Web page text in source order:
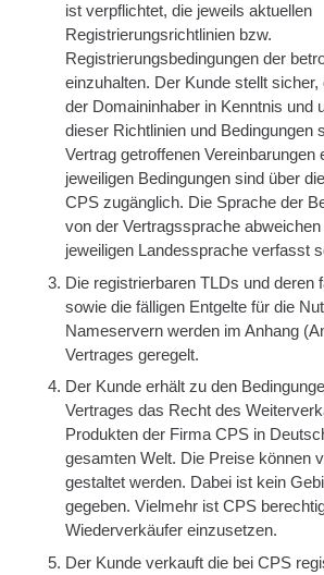
ist verpflichtet, die jeweils aktuellen
Registrierungsrichtlinien bzw.
Registrierungsbedingungen der
einzuhalten. Der Kunde stellt
der Domaininhaber in Kenntnis und
dieser Richtlinien und Bedingungen
Vertrag getroffenen Vereinbarungen
jeweiligen Bedingungen sind über
CPS zugänglich. Die Sprache der
von der Vertragssprache
jeweiligen Landessprache verfasst
Die registrierbaren TLDs und deren
sowie die fälligen Entgelte für die
Nameservern werden im Anhang
Vertrages geregelt.
Der Kunde erhält zu den
Vertrages das Recht des
Produkten der Firma CPS in
gesamten Welt. Die Preise können
gestaltet werden. Dabei ist kein
gegeben. Vielmehr ist CPS
Wiederverkäufer einzusetzen.
Der Kunde verkauft die bei CPS